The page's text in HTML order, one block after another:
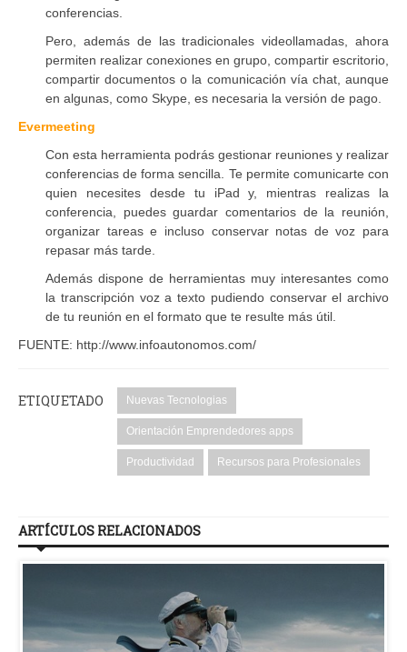
conferencias.
Pero, además de las tradicionales videollamadas, ahora
permiten realizar conexiones en grupo, compartir escritorio,
compartir documentos o la comunicación vía chat, aunque
en algunas, como Skype, es necesaria la versión de pago.
Evermeeting
Con esta herramienta podrás gestionar reuniones y realizar
conferencias de forma sencilla. Te permite comunicarte con
quien necesites desde tu iPad y, mientras realizas la
conferencia, puedes guardar comentarios de la reunión,
organizar tareas e incluso conservar notas de voz para
repasar más tarde.
Además dispone de herramientas muy interesantes como
la transcripción voz a texto pudiendo conservar el archivo
de tu reunión en el formato que te resulte más útil.
FUENTE: http://www.infoautonomos.com/
ETIQUETADO Nuevas Tecnologias
Orientación Emprendedores apps
Productividad Recursos para Profesionales
ARTÍCULOS RELACIONADOS